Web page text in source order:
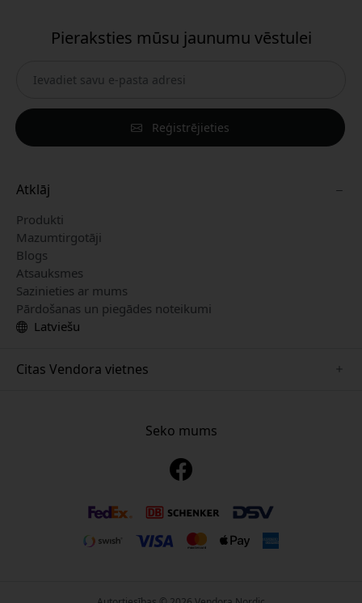
Pieraksties mūsu jaunumu vēstulei
Reģistrējieties
Atklāj
Produkti
Mazumtirgotāji
Blogs
Atsauksmes
Sazinieties ar mums
Pārdošanas un piegādes noteikumi
Latviešu
Citas Vendora vietnes
www.pipetto.se
Seko mums